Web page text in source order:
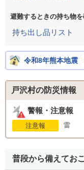
避難するときの持ち物
持ち出し品リスト
令和8年熊本地震
戸沢村の防災情報
警報・注意報
注意報
雷
普段から備えてお